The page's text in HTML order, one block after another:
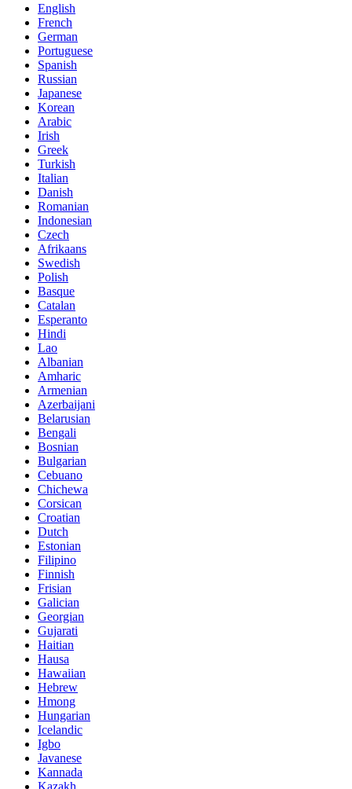
English
French
German
Portuguese
Spanish
Russian
Japanese
Korean
Arabic
Irish
Greek
Turkish
Italian
Danish
Romanian
Indonesian
Czech
Afrikaans
Swedish
Polish
Basque
Catalan
Esperanto
Hindi
Lao
Albanian
Amharic
Armenian
Azerbaijani
Belarusian
Bengali
Bosnian
Bulgarian
Cebuano
Chichewa
Corsican
Croatian
Dutch
Estonian
Filipino
Finnish
Frisian
Galician
Georgian
Gujarati
Haitian
Hausa
Hawaiian
Hebrew
Hmong
Hungarian
Icelandic
Igbo
Javanese
Kannada
Kazakh